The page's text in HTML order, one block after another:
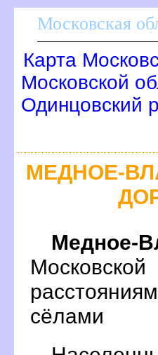
Московская
Карта
Московской
Одинцовский
МЕДНОЕ-
Медное-
сёлами